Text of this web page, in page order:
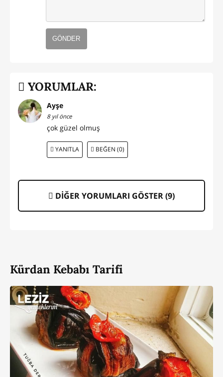
GÖNDER
YORUMLAR:
Ayşe
8 yıl önce
çok güzel olmuş
YANITLA BEĞEN (0)
DİĞER YORUMLARI GÖSTER (9)
Kürdan Kebabı Tarifi